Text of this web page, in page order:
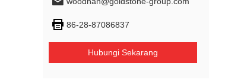
86-28-87086837
Hubungi Sekarang